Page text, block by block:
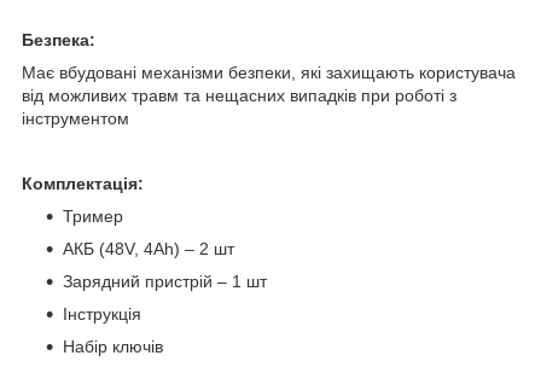
Безпека:
Має вбудовані механізми безпеки, які захищають користувача
від можливих травм та нещасних випадків при роботі з
інструментом
Комплектація:
Тример
АКБ (48V, 4Ah) – 2 шт
Зарядний пристрій – 1 шт
Інструкція
Набір ключів